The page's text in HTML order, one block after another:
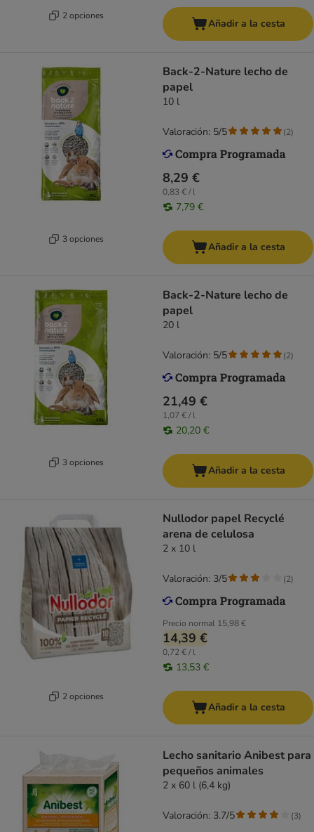
2 opciones
Añadir a la cesta
3 opciones
Back-2-Nature lecho de
papel
10 l
8,29 €
0,83 € / l
7,79 €
Valoración: 5/5 (2)
Añadir a la cesta
3 opciones
Back-2-Nature lecho de
papel
20 l
21,49 €
1,07 € / l
20,20 €
Valoración: 5/5 (2)
Añadir a la cesta
2 opciones
Nullodor papel Recyclé
arena de celulosa
2 x 10 l
Precio normal 15,98 €
14,39 €
0,72 € / l
13,53 €
Valoración: 3/5 (2)
Añadir a la cesta
Lecho sanitario Anibest para
pequeños animales
2 x 60 l (6,4 kg)
Valoración: 3.7/5 (3)